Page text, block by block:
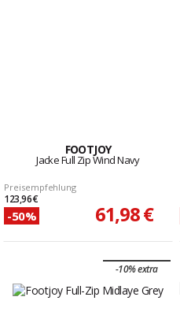
FOOTJOY
Jacke Full Zip Wind Navy
Preisempfehlung
123,96 €
-50% 61,98 €
-10% extra